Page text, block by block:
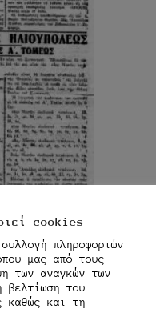
cookies
πληροφοριών
μας από τους
των αναγκών των
βελτίωση του
καθώς και τη